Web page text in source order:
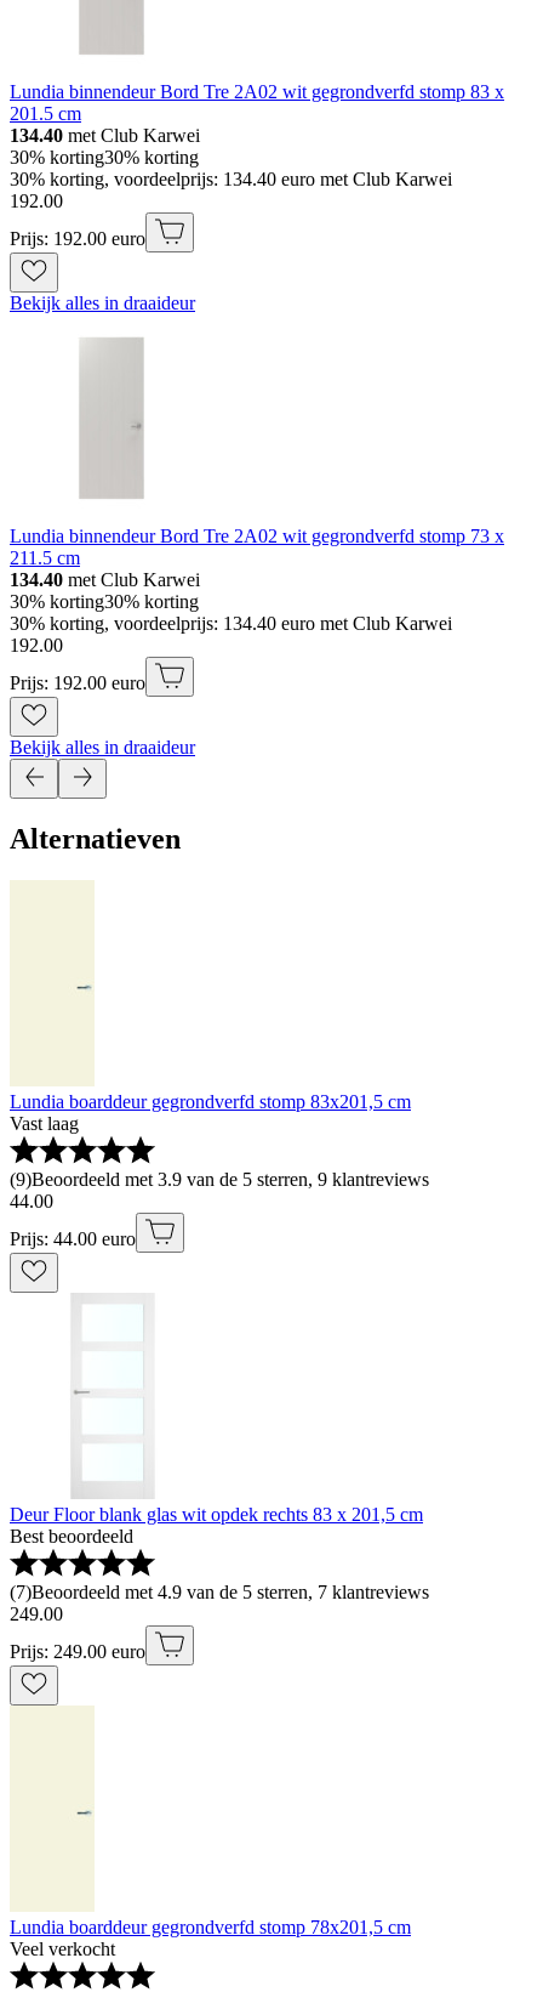
Lundia binnendeur Bord Tre 2A02 wit gegrondverfd stomp 83 x
201.5 cm
134.40 met Club Karwei
30% korting30% korting
30% korting, voordeelprijs: 134.40 euro met Club Karwei
192.00
Prijs: 192.00 euro
Bekijk alles in draaideur
Lundia binnendeur Bord Tre 2A02 wit gegrondverfd stomp 73 x
211.5 cm
134.40 met Club Karwei
30% korting30% korting
30% korting, voordeelprijs: 134.40 euro met Club Karwei
192.00
Prijs: 192.00 euro
Bekijk alles in draaideur
Alternatieven
Lundia boarddeur gegrondverfd stomp 83x201,5 cm
Vast laag
(9)Beoordeeld met 3.9 van de 5 sterren, 9 klantreviews
44.00
Prijs: 44.00 euro
Deur Floor blank glas wit opdek rechts 83 x 201,5 cm
Best beoordeeld
(7)Beoordeeld met 4.9 van de 5 sterren, 7 klantreviews
249.00
Prijs: 249.00 euro
Lundia boarddeur gegrondverfd stomp 78x201,5 cm
Veel verkocht